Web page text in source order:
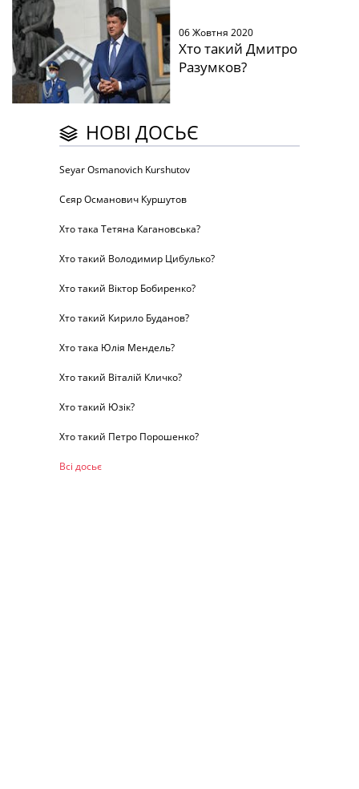
06 Жовтня 2020
Хто такий Дмитро
Разумков?
НОВІ ДОСЬЄ
Seyar Osmanovich Kurshutov
Сєяр Османович Куршутов
Хто така Тетяна Кагановська?
Хто такий Володимир Цибулько?
Хто такий Віктор Бобиренко?
Хто такий Кирило Буданов?
Хто така Юлія Мендель?
Хто такий Віталій Кличко?
Хто такий Юзік?
Хто такий Петро Порошенко?
Всі досьє